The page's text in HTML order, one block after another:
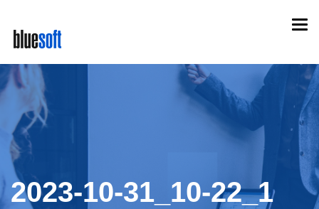
main
content
2023-10-31_10-22_1